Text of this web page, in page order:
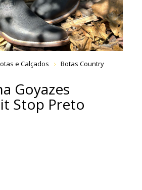
e Calçados
Botas Country
Goyazes
Stop Preto